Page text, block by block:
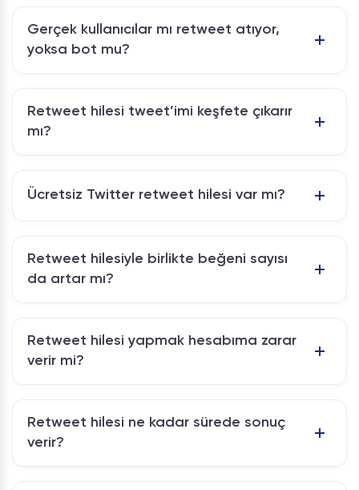
Gerçek kullanıcılar mı retweet atıyor,
yoksa bot mu?
Retweet hilesi tweet’imi keşfete çıkarır
mı?
Ücretsiz Twitter retweet hilesi var mı?
Retweet hilesiyle birlikte beğeni sayısı
da artar mı?
Retweet hilesi yapmak hesabıma zarar
verir mi?
Retweet hilesi ne kadar sürede sonuç
verir?